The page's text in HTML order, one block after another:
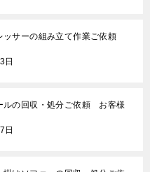
ッサーの組み立て作業ご依頼
日
ルの回収・処分ご依頼 お客様
日